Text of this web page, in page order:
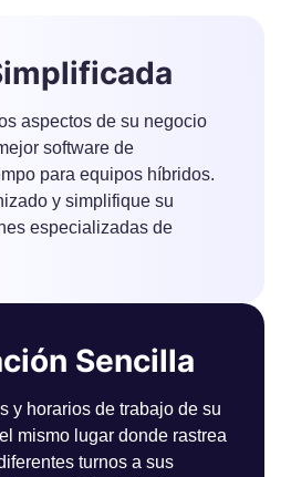
aspectos de su negocio
software de
para equipos híbridos.
y simplifique su
especializadas de
Sencilla
y horarios de trabajo de su
mismo lugar donde rastrea
turnos a sus